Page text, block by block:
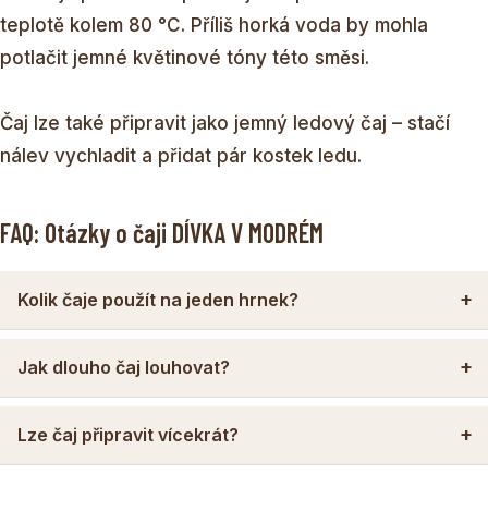
teplotě kolem 80 °C. Příliš horká voda by mohla
potlačit jemné květinové tóny této směsi.
Čaj lze také připravit jako jemný ledový čaj – stačí
nálev vychladit a přidat pár kostek ledu.
FAQ: Otázky o čaji DÍVKA V MODRÉM
Kolik čaje použít na jeden hrnek?
Jak dlouho čaj louhovat?
Lze čaj připravit vícekrát?